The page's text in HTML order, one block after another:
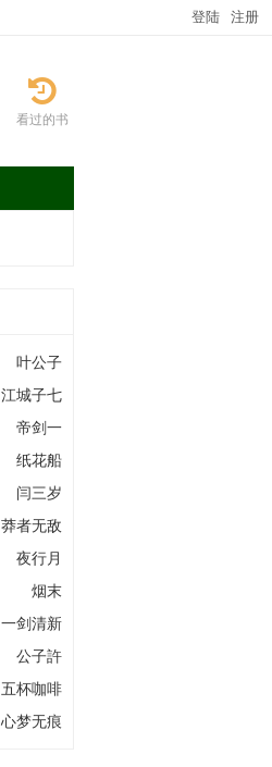
登陆 注册
看过的书
叶公子
江城子七
帝剑一
纸花船
闫三岁
莽者无敌
夜行月
烟末
一剑清新
公子許
五杯咖啡
心梦无痕